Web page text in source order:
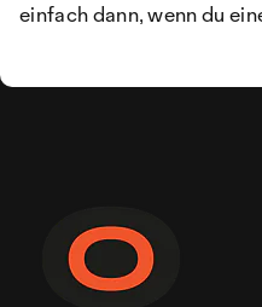
einfach dann, wenn du